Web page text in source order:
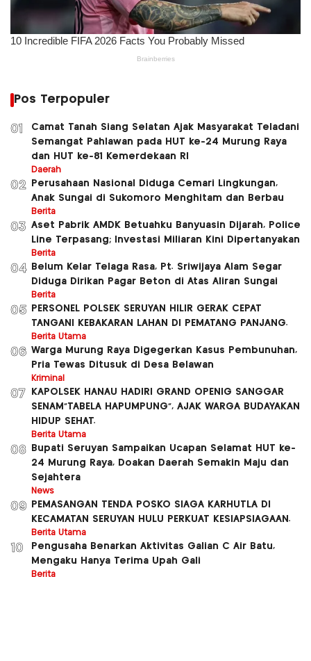
Pos Terpopuler
01
Camat Tanah Siang Selatan Ajak Masyarakat Teladani
Semangat Pahlawan pada HUT ke-24 Murung Raya
dan HUT ke-81 Kemerdekaan RI
Daerah
02
Perusahaan Nasional Diduga Cemari Lingkungan,
Anak Sungai di Sukomoro Menghitam dan Berbau
Berita
03 Aset Pabrik AMDK Betuahku Banyuasin Dijarah, Police
Line Terpasang; Investasi Miliaran Kini Dipertanyakan
Berita
04
Belum Kelar Telaga Rasa, Pt. Sriwijaya Alam Segar
Diduga Dirikan Pagar Beton di Atas Aliran Sungai
Berita
05
PERSONEL POLSEK SERUYAN HILIR GERAK CEPAT
TANGANI KEBAKARAN LAHAN DI PEMATANG PANJANG.
Berita Utama
06 Warga Murung Raya Digegerkan Kasus Pembunuhan,
Pria Tewas Ditusuk di Desa Belawan
Kriminal
07
KAPOLSEK HANAU HADIRI GRAND OPENIG SANGGAR
SENAM”TABELA HAPUMPUNG”, AJAK WARGA BUDAYAKAN
HIDUP SEHAT.
Berita Utama
08
Bupati Seruyan Sampaikan Ucapan Selamat HUT ke-
24 Murung Raya, Doakan Daerah Semakin Maju dan
Sejahtera
News
09
PEMASANGAN TENDA POSKO SIAGA KARHUTLA DI
KECAMATAN SERUYAN HULU PERKUAT KESIAPSIAGAAN.
Berita Utama
10
Pengusaha Benarkan Aktivitas Galian C Air Batu,
Mengaku Hanya Terima Upah Gali
Berita